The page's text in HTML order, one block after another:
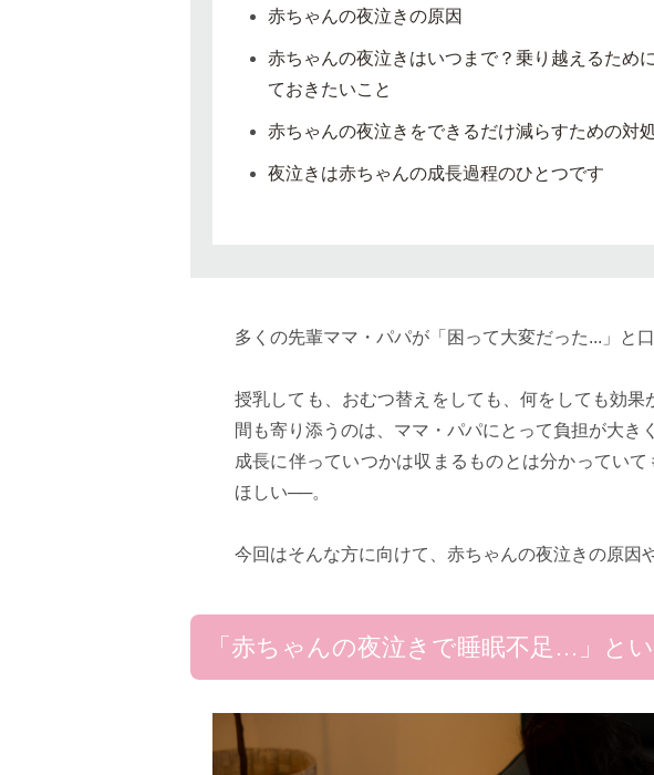
赤ちゃんの夜泣きの原因
赤ちゃんの夜泣きはいつまで？乗り越えるため
ておきたいこと
赤ちゃんの夜泣きをできるだけ減らすための対
夜泣きは赤ちゃんの成長過程のひとつです
多くの先輩ママ・パパが「困って大変だった...」と
授乳しても、おむつ替えをしても、何をしても効
間も寄り添うのは、ママ・パパにとって負担が大き
成長に伴っていつかは収まるものとは分かってい
ほしい──。
今回はそんな方に向けて、赤ちゃんの夜泣きの原因
「赤ちゃんの夜泣きで睡眠不足…」と